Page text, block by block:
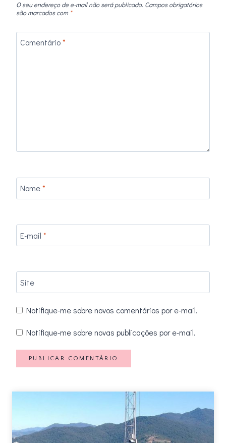
O seu endereço de e-mail não será publicado. Campos obrigatórios
são marcados com *
Comentário*
Nome*
E-mail *
Site
Notifique-me sobre novos comentários por e-mail.
Notifique-me sobre novas publicações por e-mail.